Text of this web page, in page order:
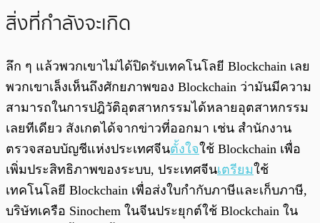
สิ่งที่กำลังจะเกิด
ลึก ๆ แล้วพวกเขาไม่ได้ปิดรับเทคโนโลยี Blockchain เลย
พวกเขาเล็งเห็นถึงศักยภาพของ Blockchain ว่ามันมีความ
สามารถในการปฎิวัติอุตสาหกรรมได้หลายอุตสาหกรรม
เลยทีเดียว สังเกตได้จากข่าวที่ออกมา เช่น สำนักงาน
ตรวจสอบบัญชีแห่งประเทศจีนตั้งใจใช้ Blockchain เพื่อ
เพิ่มประสิทธิภาพของระบบ, ประเทศจีนเตรียมใช้
เทคโนโลยี Blockchain เพื่อส่งใบกำกับภาษีและเก็บภาษี,
บริษัทเครือ Sinochem ในจีนประยุกต์ใช้ Blockchain ใน